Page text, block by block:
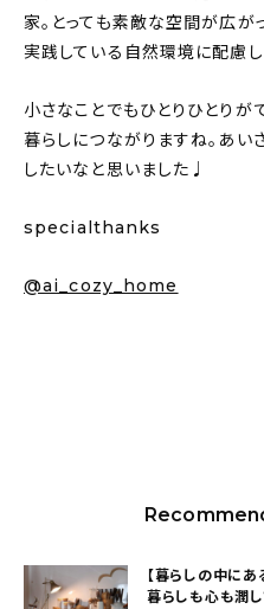
家。とっても素敵な空間が広が
実践している自然環境に配慮し
小さなことでもひとりひとりが
暮らしにつながりますね。あい
したいなと思いました♩
specialthanks
@ai_cozy_home
【暮らしの中にあ
暮らしも心も潤し